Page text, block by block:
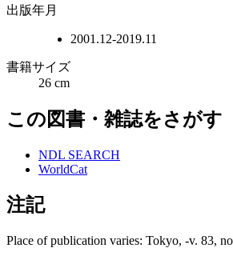
出版年月
2001.12-2019.11
書籍サイズ
26 cm
この図書・雑誌をさがす
NDL SEARCH
WorldCat
注記
Place of publication varies: Tokyo, -v. 83,